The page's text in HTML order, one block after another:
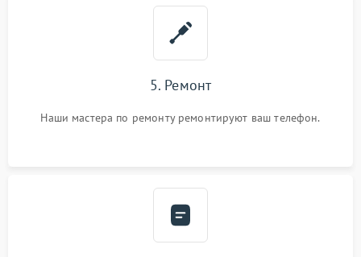
5. Ремонт
Наши мастера по ремонту ремонтируют ваш телефон.